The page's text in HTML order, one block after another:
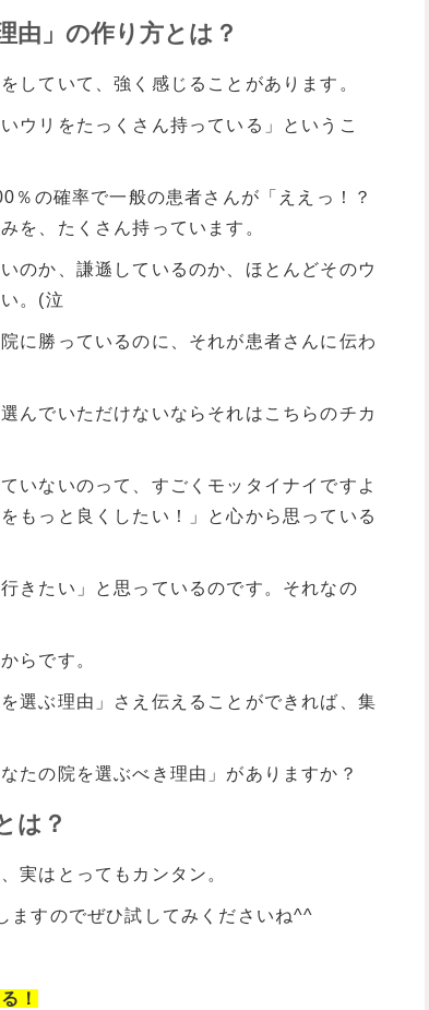
由」の作り方とは？
していて、強く感じることがあります。
ウリをたっくさん持っている」というこ
％の確率で一般の患者さんが「ええっ！？
を、たくさん持っています。
のか、謙遜しているのか、ほとんどそのウ
。(泣
に勝っているのに、それが患者さんに伝わ
んでいただけないならそれはこちらのチカ
いないのって、すごくモッタイナイですよ
もっと良くしたい！」と心から思っている
きたい」と思っているのです。それなの
らです。
選ぶ理由」さえ伝えることができれば、集
たの院を選ぶべき理由」がありますか？
は？
実はとってもカンタン。
ますのでぜひ試してみくださいね^^
！